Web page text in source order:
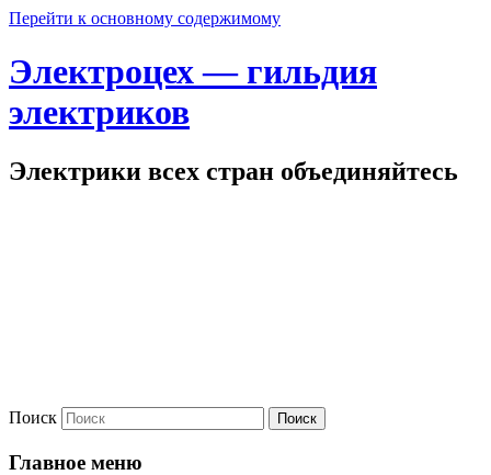
Перейти к основному содержимому
Электроцех — гильдия
электриков
Электрики всех стран объединяйтесь
Поиск
Главное меню